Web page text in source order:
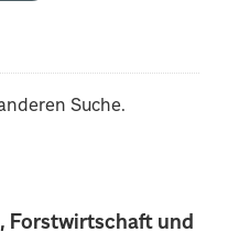
Forstwirtschaft und
Suche.